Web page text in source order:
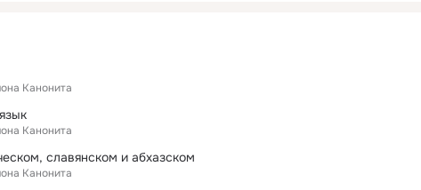
Канонита
Канонита
славянском и абхазском
Канонита